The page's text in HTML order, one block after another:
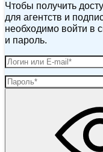
Чтобы получить
для агентств и
необходимо войти в
и пароль.